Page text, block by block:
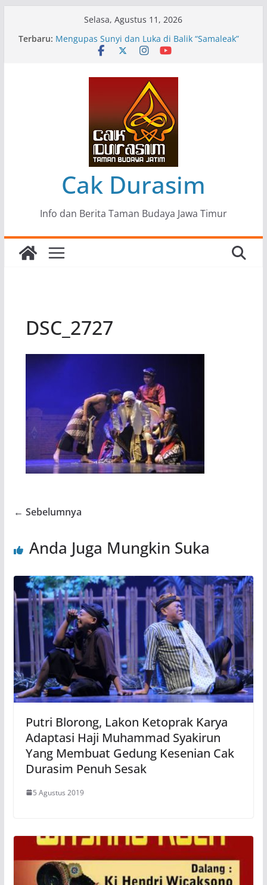
Selasa, Agustus 11, 2026
Terbaru: Pameran Lukisan Komunitas Patria Seni Rupa
Kota Blitar : Ketika “Bergerak” Menjadi Mantra
Mengupas Sunyi dan Luka di Balik “Samaleak”
Menjaga Marwah Seni dan Budaya: Catatan
Kunjungan Kerja Ir. Bambang Haryo Soekartono
(BHS) Anggota DPR RI ke Taman Budaya Jawa
Pameran Tunggal 35 Karya Agus Koecink
“Tumbang Tambang”, Ungkapan Kritis Tentang
Derita Pekerja Pertambangan
Cak Durasim
Info dan Berita Taman Budaya Jawa Timur
DSC_2727
← Sebelumnya
Anda Juga Mungkin Suka
Putri Blorong, Lakon Ketoprak Karya
Adaptasi Haji Muhammad Syakirun
Yang Membuat Gedung Kesenian Cak
Durasim Penuh Sesak
5 Agustus 2019